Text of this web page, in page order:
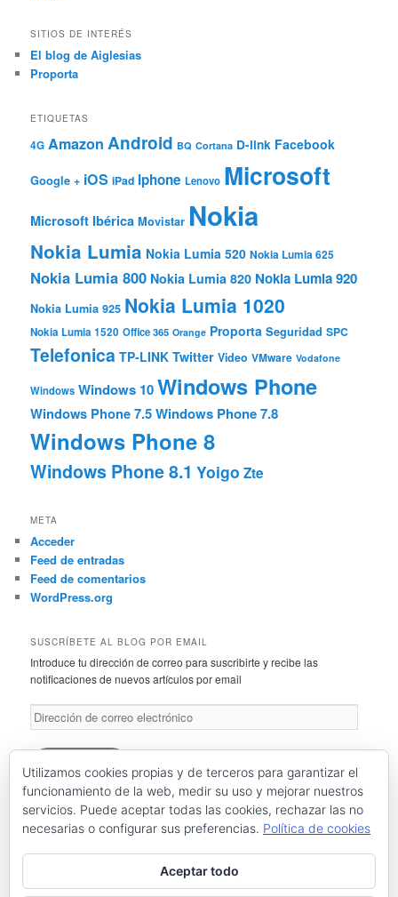
SITIOS DE INTERÉS
El blog de Aiglesias
Proporta
ETIQUETAS
4G Amazon Android BQ Cortana D-link Facebook
Google + iOS iPad Iphone Lenovo Microsoft
Microsoft Ibérica Movistar Nokia
Nokia Lumia Nokia Lumia 520 Nokia Lumia 625
Nokia Lumia 800 Nokia Lumia 820 Nokia Lumia 920
Nokia Lumia 925 Nokia Lumia 1020
Nokia Lumia 1520 Office 365 Orange Proporta Seguridad SPC
Telefonica TP-LINK Twitter Video VMware Vodafone
Windows Windows 10Windows Phone
Windows Phone 7.5Windows Phone 7.8
Windows Phone 8
Windows Phone 8.1 Yoigo Zte
META
Acceder
Feed de entradas
Feed de comentarios
WordPress.org
SUSCRÍBETE AL BLOG POR EMAIL
Introduce tu dirección de correo para suscribirte y recibe las
notificaciones de nuevos artículos por email
Dirección
de
correo
Suscríbete
Únete a otros 46 suscriptores
RSS: Entradas
Utilizamos cookies propias y de terceros para garantizar el
funcionamiento de la web, medir su uso y mejorar nuestros
servicios. Puede aceptar todas las cookies, rechazar las no
necesarias o configurar sus preferencias. Política de cookies
Aceptar todo